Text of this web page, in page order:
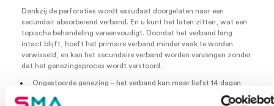
Dankzij de perforaties wordt exsudaat doorgelaten naar een
secundair absorberend verband. En u kunt het laten zitten, wat een
topische behandeling vereenvoudigt. Doordat het verband lang
intact blijft, hoeft het primaire verband minder vaak te worden
verwisseld, en kan het secundaire verband worden vervangen zonder
dat het genezingsproces wordt verstoord.
Ongestoorde genezing – het verband kan maar liefst 14 dagen